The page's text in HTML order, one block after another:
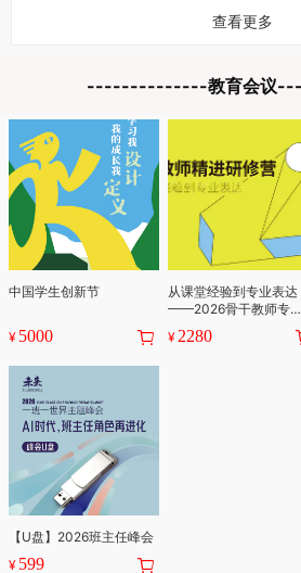
查看更多
中国学生创新节
¥ 5000
从课堂经验到专业表达
——2026骨干教师专业
¥ 2280
【U盘】2026班主任峰会
¥ 599